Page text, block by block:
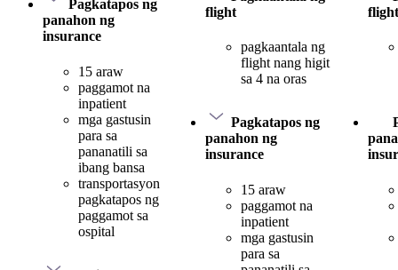
Pagkatapos ng
panahon ng
insurance
15 araw
paggamot na
inpatient
mga gastusin
para sa
pananatili sa
ibang bansa
transportasyon
pagkatapos ng
paggamot sa
ospital
flight
pagkaantala ng
flight nang higit
sa 4 na oras
Pagkatapos ng
panahon ng
insurance
15 araw
paggamot na
inpatient
mga gastusin
para sa
flight